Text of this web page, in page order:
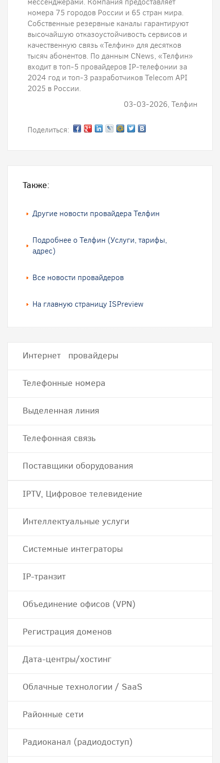
номера 75 городов России и 65 стран мира.
Собственные резервные каналы гарантируют
высочайшую отказоустойчивость сервисов и
качественную связь «Телфин» для десятков
тысяч абонентов. По данным CNews, «Телфин»
входит в топ-5 провайдеров IP-телефонии за
2024 год и топ-3 разработчиков Telecom API
2025 в России.
03-03-2026, Телфин
Поделиться:
Также:
Другие новости провайдера Телфин
Подробнее о Телфин (Услуги, тарифы,
адрес)
Все новости провайдеров
На главную страницу ISPreview
Интернет провайдеры
Телефонные номера
Выделенная линия
Телефонная связь
Поставщики оборудования
IPTV, Цифровое телевидение
Интеллектуальные услуги
Системные интеграторы
IP-транзит
Объединение офисов (VPN)
Регистрация доменов
Дата-центры/хостинг
Облачные технологии / SaaS
Районные сети
Радиоканал (радиодоступ)